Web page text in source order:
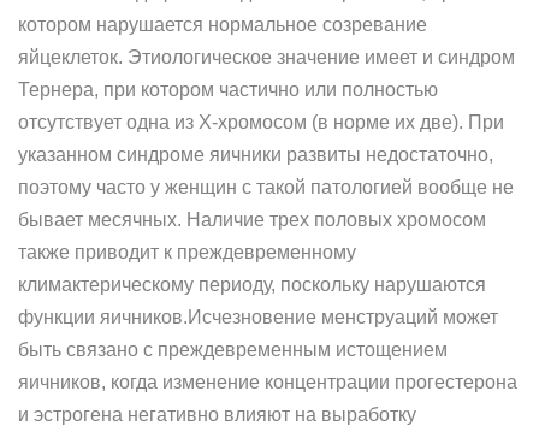
котором нарушается нормальное созревание
яйцеклеток. Этиологическое значение имеет и синдром
Тернера, при котором частично или полностью
отсутствует одна из Х-хромосом (в норме их две). При
указанном синдроме яичники развиты недостаточно,
поэтому часто у женщин с такой патологией вообще не
бывает месячных. Наличие трех половых хромосом
также приводит к преждевременному
климактерическому периоду, поскольку нарушаются
функции яичников.Исчезновение менструаций может
быть связано с преждевременным истощением
яичников, когда изменение концентрации прогестерона
и эстрогена негативно влияют на выработку